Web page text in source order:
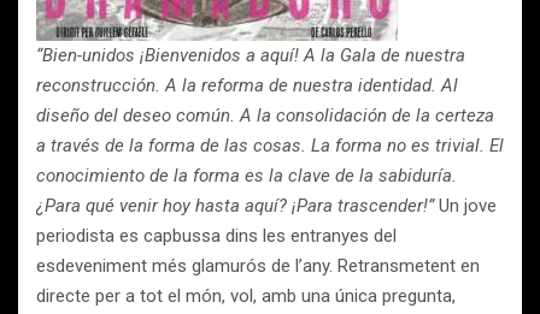
“Bien-unidos ¡Bienvenidos a aquí! A la Gala de nuestra
reconstrucción. A la reforma de nuestra identidad. Al
diseño del deseo común. A la consolidación de la certeza
a través de la forma de las cosas. La forma no es trivial. El
conocimiento de la forma es la clave de la sabiduría.
¿Para qué venir hoy hasta aquí? ¡Para trascender!”Un jove
periodista es capbussa dins les entranyes del
esdeveniment més glamurós de l’any. Retransmetent en
directe per a tot el món, vol, amb una única pregunta,